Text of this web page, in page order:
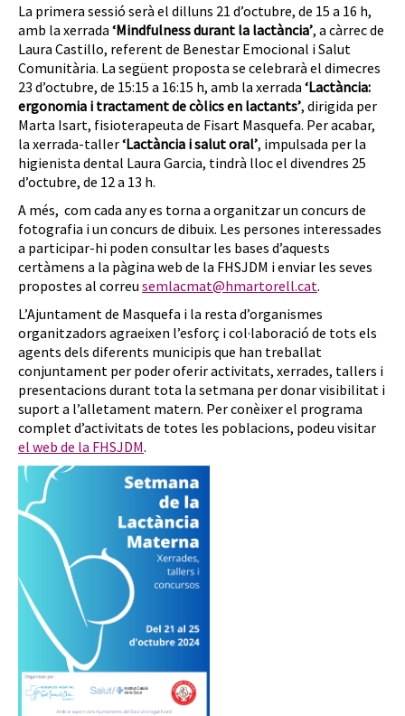
La primera sessió serà el dilluns 21 d’octubre, de 15 a 16 h,
amb la xerrada ‘Mindfulness durant la lactància’, a càrrec de
Laura Castillo, referent de Benestar Emocional i Salut
Comunitària. La següent proposta se celebrarà el dimecres
23 d’octubre, de 15:15 a 16:15 h, amb la xerrada ‘Lactància:
ergonomia i tractament de còlics en lactants’, dirigida per
Marta Isart, fisioterapeuta de Fisart Masquefa. Per acabar,
la xerrada-taller‘Lactància i salut oral’, impulsada per la
higienista dental Laura Garcia, tindrà lloc el divendres 25
d’octubre, de 12 a 13 h.
A més, com cada any es torna a organitzar un concurs de
fotografia i un concurs de dibuix. Les persones interessades
a participar-hi poden consultar les bases d’aquests
certàmens a la pàgina web de la FHSJDM i enviar les seves
propostes al correu semlacmat@hmartorell.cat.
L’Ajuntament de Masquefa i la resta d’organismes
organitzadors agraeixen l’esforç i col·laboració de tots els
agents dels diferents municipis que han treballat
conjuntament per poder oferir activitats, xerrades, tallers i
presentacions durant tota la setmana per donar visibilitat i
suport a l’alletament matern. Per conèixer el programa
complet d’activitats de totes les poblacions, podeu visitar
el web de la FHSJDM.